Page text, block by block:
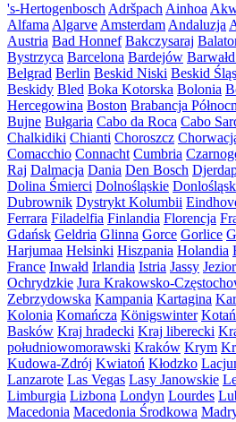
's-Hertogenbosch Adršpach Ainhoa
Alfama Algarve Amsterdam Andaluzja
Austria Bad Honnef Bakczysaraj
Bystrzyca Barcelona Bardejów
Belgrad Berlin Beskid Niski Beskid
Beskidy Bled Boka Kotorska Bolonia
Hercegowina Boston Brabancja
Bujne Bułgaria Cabo da Roca Cabo
Chalkidiki Chianti Choroszcz
Comacchio Connacht Cumbria
Raj Dalmacja Dania Den Bosch
Dolina Śmierci Dolnośląskie
Dubrownik Dystrykt Kolumbii
Ferrara Filadelfia Finlandia Florencja
Gdańsk Geldria Glinna Gorce Gorlice
Harjumaa Helsinki Hiszpania Holandia
France Inwałd Irlandia Istria Jassy
Ochrydzkie Jura Krakowsko-
Zebrzydowska Kampania Kartagina
Kolonia Komańcza Königswinter Kotań
Basków Kraj hradecki Kraj liberecki
południowomorawski Kraków Krym
Kudowa-Zdrój Kwiatoń Kłodzko
Lanzarote Las Vegas Lasy Janowskie
Limburgia Lizbona Londyn Lourdes
Macedonia Macedonia Środkowa